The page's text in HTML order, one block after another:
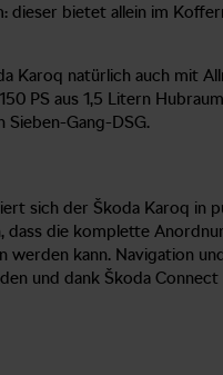
dieser bietet allein im
natürlich auch mit
PS aus 1,5 Litern
Gang-DSG.
sich der Škoda Karoq
die komplette
werden kann. Navigation
und dank Škoda